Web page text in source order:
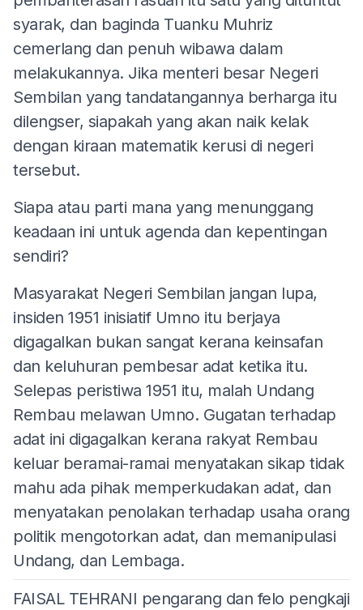
syarak, dan baginda Tuanku Muhriz
cemerlang dan penuh wibawa dalam
melakukannya. Jika menteri besar Negeri
Sembilan yang tandatangannya berharga itu
dilengser, siapakah yang akan naik kelak
dengan kiraan matematik kerusi di negeri
tersebut.
Siapa atau parti mana yang menunggang
keadaan ini untuk agenda dan kepentingan
sendiri?
Masyarakat Negeri Sembilan jangan lupa,
insiden 1951 inisiatif Umno itu berjaya
digagalkan bukan sangat kerana keinsafan
dan keluhuran pembesar adat ketika itu.
Selepas peristiwa 1951 itu, malah Undang
Rembau melawan Umno. Gugatan terhadap
adat ini digagalkan kerana rakyat Rembau
keluar beramai-ramai menyatakan sikap tidak
mahu ada pihak memperkudakan adat, dan
menyatakan penolakan terhadap usaha orang
politik mengotorkan adat, dan memanipulasi
Undang, dan Lembaga.
FAISAL TEHRANI pengarang dan felo pengkaji